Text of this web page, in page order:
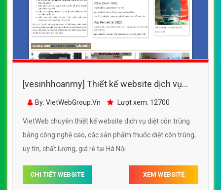
[vesinhhoanmy] Thiết kế website dịch vụ
diệt côn trùng bằng công nghệ cao, các sản
By: VietWebGroup.Vn Lượt xem: 12700
VietWeb chuyên thiết kế website dịch vụ diệt côn trùng
bằng công nghệ cao, các sản phẩm thuốc diệt côn trùng,
uy tín, chất lượng, giá rẻ tại Hà Nội
CHI TIẾT WEBSITE XEM WEBSITE